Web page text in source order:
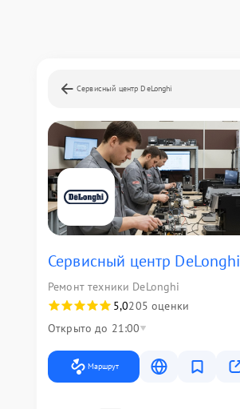
Сервисный центр DeLonghi
Сервисный центр DeLonghi
Ремонт техники DeLonghi
5,0205 оценки
Открыто до 21:00
Маршрут